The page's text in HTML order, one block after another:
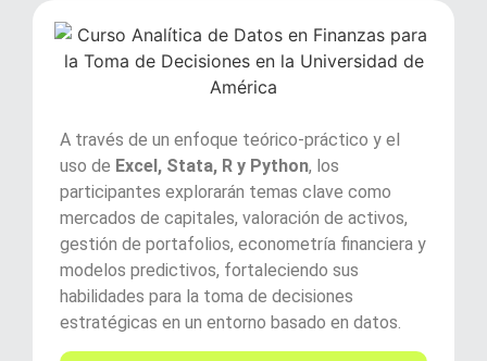
A través de un enfoque teórico-práctico y el
uso de Excel, Stata, R y Python, los
participantes explorarán temas clave como
mercados de capitales, valoración de activos,
gestión de portafolios, econometría financiera y
modelos predictivos, fortaleciendo sus
habilidades para la toma de decisiones
estratégicas en un entorno basado en datos.